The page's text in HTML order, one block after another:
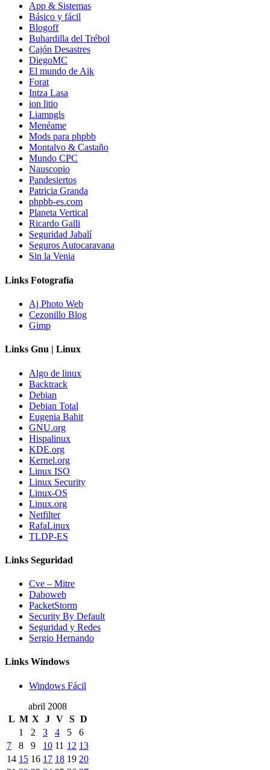
App & Sistemas
Básico y fácil
Blogoff
Buhardilla del Trébol
Cajón Desastres
DiegoMC
El mundo de Aik
Forat
Intza Lasa
ion litio
Liamngls
Menéame
Mods para phpbb
Montalvo & Castaño
Mundo CPC
Nauscopio
Pandesiertos
Patricia Granda
phpbb-es.com
Planeta Vertical
Ricardo Galli
Seguridad Jabalí
Seguros Autocaravana
Sin la Venia
Links Fotografía
Aj Photo Web
Cezonillo Blog
Gimp
Links Gnu | Linux
Algo de linux
Backtrack
Debian
Debian Total
Eugenia Bahit
GNU.org
Hispalinux
KDE.org
Kernel.org
Linux ISO
Linux Security
Linux-OS
Linux.org
Netfilter
RafaLinux
TLDP-ES
Links Seguridad
Cve – Mitre
Daboweb
PacketStorm
Security By Default
Seguridad y Redes
Sergio Hernando
Links Windows
Windows Fácil
abril 2008
L M X J V S D
1
2 3 4 5
6
7
8 9 10 11 12 13
14 15 16 17 18 19 20